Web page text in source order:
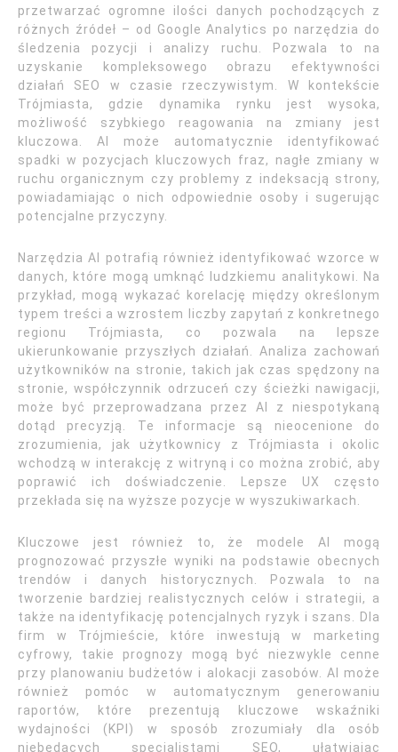
przetwarzać ogromne ilości danych pochodzących z
różnych źródeł – od Google Analytics po narzędzia do
śledzenia pozycji i analizy ruchu. Pozwala to na
uzyskanie kompleksowego obrazu efektywności
działań SEO w czasie rzeczywistym. W kontekście
Trójmiasta, gdzie dynamika rynku jest wysoka,
możliwość szybkiego reagowania na zmiany jest
kluczowa. AI może automatycznie identyfikować
spadki w pozycjach kluczowych fraz, nagłe zmiany w
ruchu organicznym czy problemy z indeksacją strony,
powiadamiając o nich odpowiednie osoby i sugerując
potencjalne przyczyny.
Narzędzia AI potrafią również identyfikować wzorce w
danych, które mogą umknąć ludzkiemu analitykowi. Na
przykład, mogą wykazać korelację między określonym
typem treści a wzrostem liczby zapytań z konkretnego
regionu Trójmiasta, co pozwala na lepsze
ukierunkowanie przyszłych działań. Analiza zachowań
użytkowników na stronie, takich jak czas spędzony na
stronie, współczynnik odrzuceń czy ścieżki nawigacji,
może być przeprowadzana przez AI z niespotykaną
dotąd precyzją. Te informacje są nieocenione do
zrozumienia, jak użytkownicy z Trójmiasta i okolic
wchodzą w interakcję z witryną i co można zrobić, aby
poprawić ich doświadczenie. Lepsze UX często
przekłada się na wyższe pozycje w wyszukiwarkach.
Kluczowe jest również to, że modele AI mogą
prognozować przyszłe wyniki na podstawie obecnych
trendów i danych historycznych. Pozwala to na
tworzenie bardziej realistycznych celów i strategii, a
także na identyfikację potencjalnych ryzyk i szans. Dla
firm w Trójmieście, które inwestują w marketing
cyfrowy, takie prognozy mogą być niezwykle cenne
przy planowaniu budżetów i alokacji zasobów. AI może
również pomóc w automatycznym generowaniu
raportów, które prezentują kluczowe wskaźniki
wydajności (KPI) w sposób zrozumiały dla osób
niebędących specjalistami SEO, ułatwiając